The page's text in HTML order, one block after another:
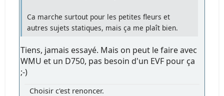
Ca marche surtout pour les petites fleurs et
autres sujets statiques, mais ça me plaît bien.
Tiens, jamais essayé. Mais on peut le faire avec
WMU et un D750, pas besoin d'un EVF pour ça
;-)
Choisir c'est renoncer.